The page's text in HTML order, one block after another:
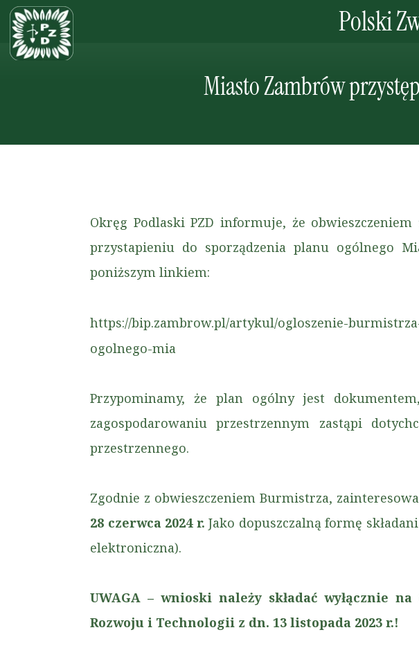
Polski
Miasto Zambrów
Okręg Podlaski PZD informuje, że
przystapieniu do sporządzenia planu ogólnego
poniższym linkiem:
https://bip.zambrow.pl/artykul/ogloszenie-
ogolnego-mia
Przypominamy, że plan ogólny jest
zagospodarowaniu przestrzennym zastąpi
przestrzennego.
Zgodnie z obwieszczeniem Burmistrza,
28 czerwca 2024 r.Jako dopuszczalną formę
elektroniczna).
UWAGA – wnioski należy składać wyłącznie
Rozwoju i Technologii z dn. 13 listopada 2023 r.!